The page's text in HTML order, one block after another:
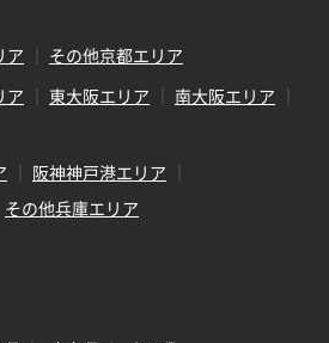
ア
その他京都エリア
ア 東大阪エリア
南大阪エリア
阪神神戸港エリア
その他兵庫エリア